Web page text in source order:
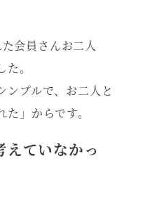
会員さんお二人
。
ンプルで、お二人と
」からです。
えていなかっ